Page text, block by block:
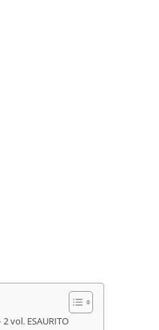
vol. ESAURITO